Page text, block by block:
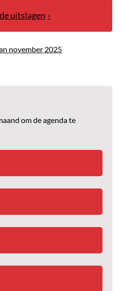
uitslagen
november 2025
om de agenda te